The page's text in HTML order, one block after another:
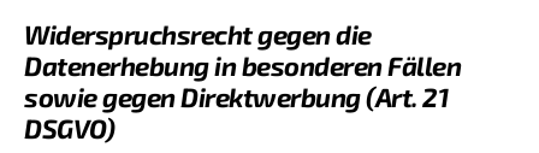
Widerspruchsrecht gegen die
Datenerhebung in besonderen Fällen
sowie gegen Direktwerbung (Art. 21
DSGVO)